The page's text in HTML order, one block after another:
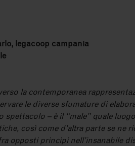
legacoop campania
la contemporanea
le diverse sfumature di
– è il “male” quale
così come d’altra parte se
opposti principi nell’insanabile